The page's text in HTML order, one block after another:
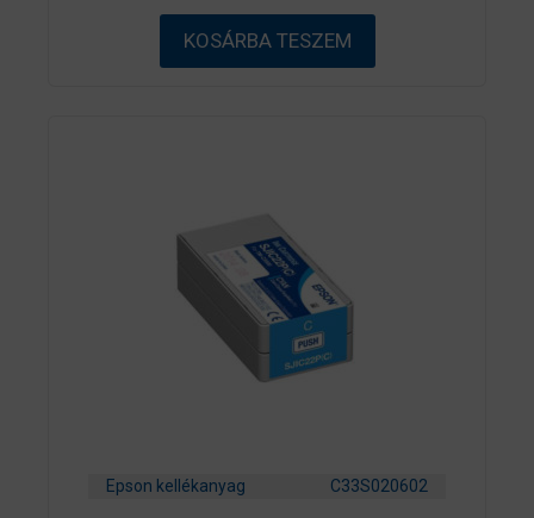
b
ő
l
KOSÁRBA TESZEM
Epson kellékanyag C33S020602